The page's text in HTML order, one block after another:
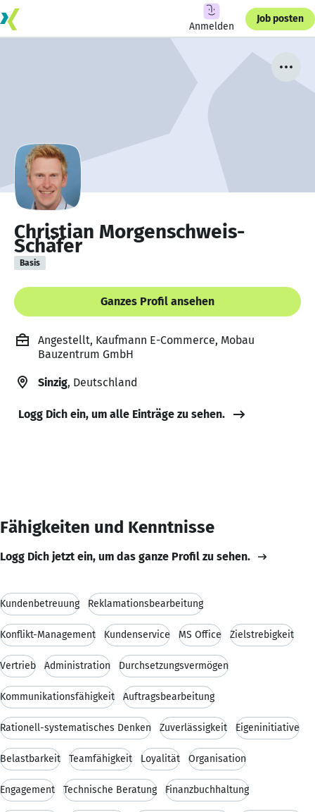
Anmelden
Job posten
Christian Morgenschweis-
Schäfer
Basis
Ganzes Profil ansehen
Angestellt, Kaufmann E-Commerce, Mobau
Bauzentrum GmbH
Sinzig, Deutschland
Logg Dich ein, um alle Einträge zu sehen.
Fähigkeiten und Kenntnisse
Logg Dich jetzt ein, um das ganze Profil zu sehen.
Kundenbetreuung Reklamationsbearbeitung
Konflikt-Management Kundenservice MS Office Zielstrebigkeit
Vertrieb Administration Durchsetzungsvermögen
Kommunikationsfähigkeit Auftragsbearbeitung
Rationell-systematisches Denken Zuverlässigkeit Eigeninitiative
Belastbarkeit Teamfähigkeit Loyalität Organisation
Engagement Technische Beratung Finanzbuchhaltung